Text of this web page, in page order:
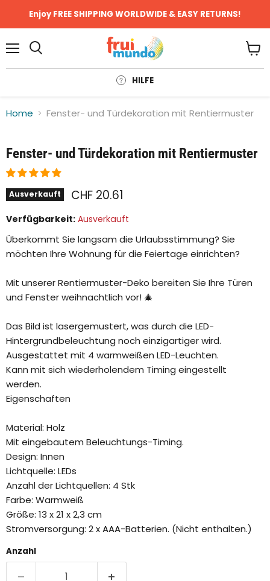
Enjoy FREE SHIPPING WORLDWIDE & EASY RETURNS!
HILFE
Home Fenster- und Türdekoration mit Rentiermuster
Klicken oder scrollen, um zu Zoomen
Fenster- und Türdekoration mit Rentiermuster
Ausverkauft CHF 20.61
Verfügbarkeit: Ausverkauft
Überkommt Sie langsam die Urlaubsstimmung? Sie
möchten Ihre Wohnung für die Feiertage einrichten?
Mit unserer Rentiermuster-Deko bereiten Sie Ihre Türen
und Fenster weihnachtlich vor! 🎄
Das Bild ist lasergemustert, was durch die LED-
Hintergrundbeleuchtung noch einzigartiger wird.
Ausgestattet mit 4 warmweißen LED-Leuchten.
Kann mit sich wiederholendem Timing eingestellt
werden.
Eigenschaften
Material: Holz
Mit eingebautem Beleuchtungs-Timing.
Design: Innen
Lichtquelle: LEDs
Anzahl der Lichtquellen: 4 Stk
Farbe: Warmweiß
Größe: 13 x 21 x 2,3 cm
Stromversorgung: 2 x AAA-Batterien. (Nicht enthalten.)
Anzahl